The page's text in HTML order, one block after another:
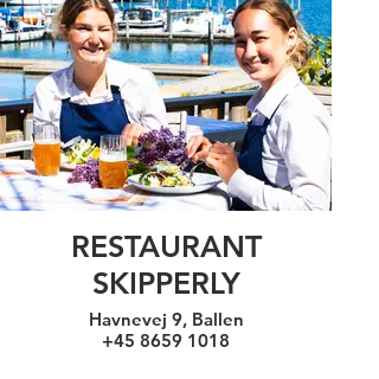
RESTAURANT
SKIPPERLY
Havnevej 9, Ballen
+45 8659 1018